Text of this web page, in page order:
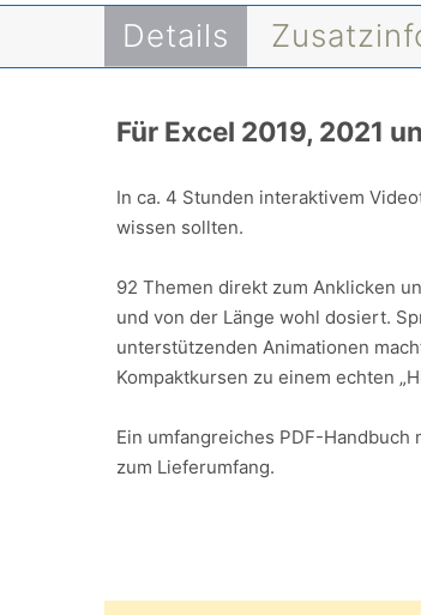
Details
Für Excel 2019, 2021
In ca. 4 Stunden interaktivem
wissen sollten.
92 Themen direkt zum Anklicken
und von der Länge wohl dosiert.
unterstützenden Animationen
Kompaktkursen zu einem echten
Ein umfangreiches PDF-
zum Lieferumfang.